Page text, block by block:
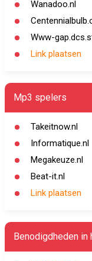
Wanadoo.nl
Www-
Link plaatsen
Mp3 spelers
Takeitnow.nl
Informatique.nl
Megakeuze.nl
Beat-it.nl
Link plaatsen
Benodigdheden in